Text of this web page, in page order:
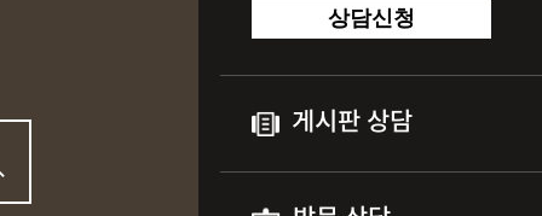
상담신청
게시판 상담